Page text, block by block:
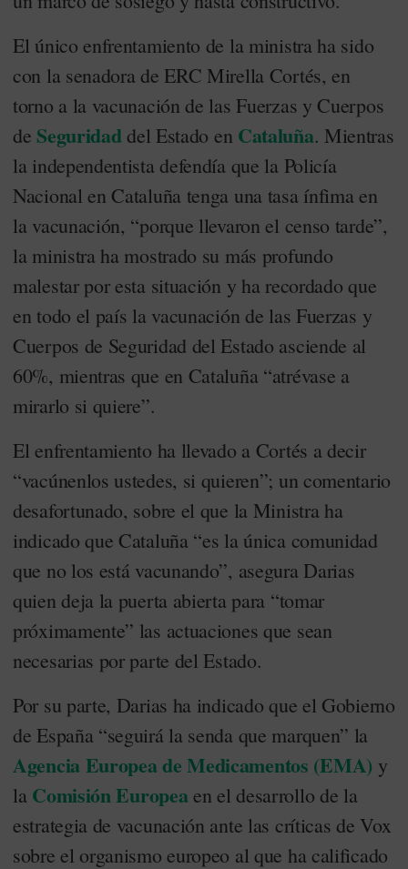
El único enfrentamiento de la ministra ha sido
con la senadora de ERC Mirella Cortés, en
torno a la vacunación de las Fuerzas y Cuerpos
de Seguridaddel Estado en Cataluña. Mientras
la independentista defendía que la Policía
Nacional en Cataluña tenga una tasa ínfima en
la vacunación, “porque llevaron el censo tarde”,
la ministra ha mostrado su más profundo
malestar por esta situación y ha recordado que
en todo el país la vacunación de las Fuerzas y
Cuerpos de Seguridad del Estado asciende al
60%, mientras que en Cataluña “atrévase a
mirarlo si quiere”.
El enfrentamiento ha llevado a Cortés a decir
“vacúnenlos ustedes, si quieren”; un comentario
desafortunado, sobre el que la Ministra ha
indicado que Cataluña “es la única comunidad
que no los está vacunando”, asegura Darias
quien deja la puerta abierta para “tomar
próximamente” las actuaciones que sean
necesarias por parte del Estado.
Por su parte, Darias ha indicado que el Gobierno
de España “seguirá la senda que marquen” la
Agencia Europea de Medicamentos (EMA) y
la Comisión Europeaen el desarrollo de la
estrategia de vacunación ante las críticas de Vox
sobre el organismo europeo al que ha calificado